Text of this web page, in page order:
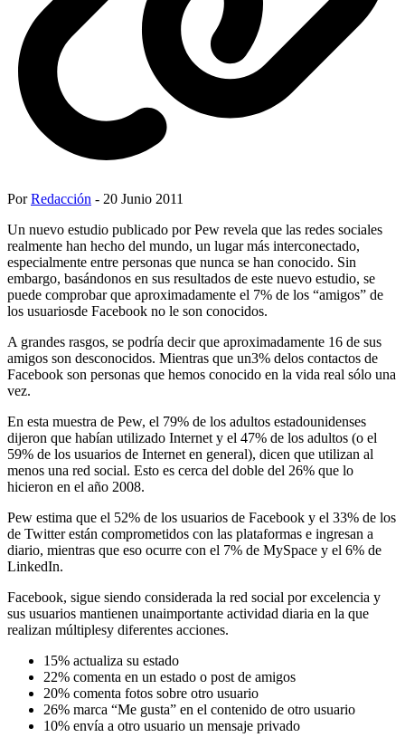
PorRedacción - 20 Junio 2011
Un nuevo estudio publicado por Pew revela que las redes sociales
realmente han hecho del mundo, un lugar más interconectado,
especialmente entre personas que nunca se han conocido. Sin
embargo, basándonos en sus resultados de este nuevo estudio, se
puede comprobar que aproximadamente el 7% de los “amigos” de
los usuariosde Facebook no le son conocidos.
A grandes rasgos, se podría decir que aproximadamente 16 de sus
amigos son desconocidos. Mientras que un3% delos contactos de
Facebook son personas que hemos conocido en la vida real sólo una
vez.
En esta muestra de Pew, el 79% de los adultos estadounidenses
dijeron que habían utilizado Internet y el 47% de los adultos (o el
59% de los usuarios de Internet en general), dicen que utilizan al
menos una red social. Esto es cerca del doble del 26% que lo
hicieron en el año 2008.
Pew estima que el 52% de los usuarios de Facebook y el 33% de los
de Twitter están comprometidos con las plataformas e ingresan a
diario, mientras que eso ocurre con el 7% de MySpace y el 6% de
LinkedIn.
Facebook, sigue siendo considerada la red social por excelencia y
sus usuarios mantienen unaimportante actividad diaria en la que
realizan múltiplesy diferentes acciones.
15% actualiza su estado
22% comenta en un estado o post de amigos
20% comenta fotos sobre otro usuario
26% marca “Me gusta” en el contenido de otro usuario
10% envía a otro usuario un mensaje privado